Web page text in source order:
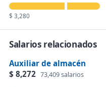
$ 3,280
Salarios relacionados
Auxiliar de almacén
$ 8,272 73,409 salarios